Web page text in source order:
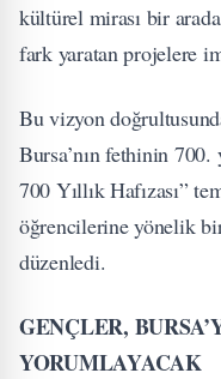
kültürel mirası bir
fark yaratan projelere
Bu vizyon
Bursa’nın fethinin
700 Yıllık Hafızası”
öğrencilerine yönelik
düzenledi.
GENÇLER,
YORUMLAYACAK